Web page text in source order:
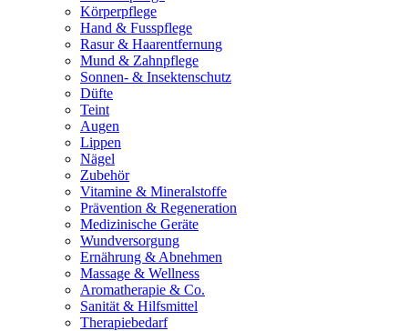
Körperpflege
Hand & Fusspflege
Rasur & Haarentfernung
Mund & Zahnpflege
Sonnen- & Insektenschutz
Düfte
Teint
Augen
Lippen
Nägel
Zubehör
Vitamine & Mineralstoffe
Prävention & Regeneration
Medizinische Geräte
Wundversorgung
Ernährung & Abnehmen
Massage & Wellness
Aromatherapie & Co.
Sanität & Hilfsmittel
Therapiebedarf